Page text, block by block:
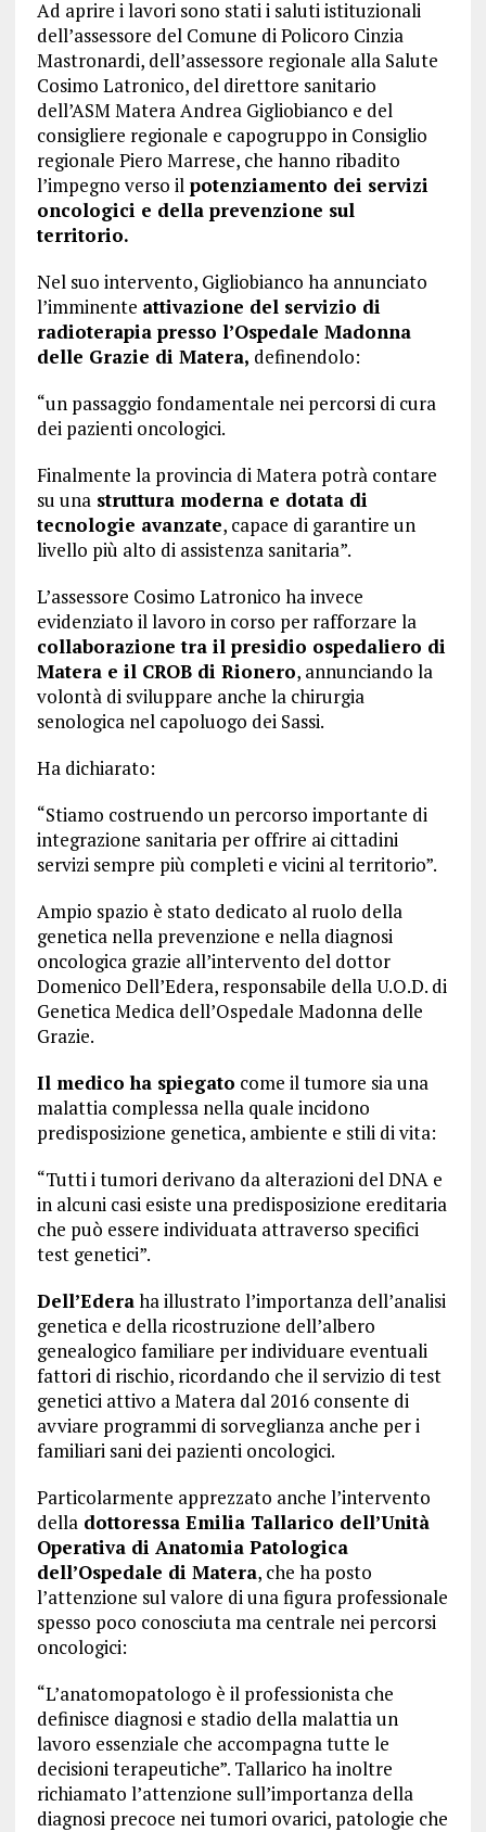
Ad aprire i lavori sono stati i saluti istituzionali
dell’assessore del Comune di Policoro Cinzia
Mastronardi, dell’assessore regionale alla Salute
Cosimo Latronico, del direttore sanitario
dell’ASM Matera Andrea Gigliobianco e del
consigliere regionale e capogruppo in Consiglio
regionale Piero Marrese, che hanno ribadito
l’impegno verso ilpotenziamento dei servizi
oncologici e della prevenzione sul
territorio.
Nel suo intervento, Gigliobianco ha annunciato
l’imminente attivazione del servizio di
radioterapia presso l’Ospedale Madonna
delle Grazie di Matera, definendolo:
“un passaggio fondamentale nei percorsi di cura
dei pazienti oncologici.
Finalmente la provincia di Matera potrà contare
su unastruttura moderna e dotata di
tecnologie avanzate, capace di garantire un
livello più alto di assistenza sanitaria”.
L’assessore Cosimo Latronico ha invece
evidenziato il lavoro in corso per rafforzare la
collaborazione tra il presidio ospedaliero di
Matera e il CROB di Rionero, annunciando la
volontà di sviluppare anche la chirurgia
senologica nel capoluogo dei Sassi.
Ha dichiarato:
“Stiamo costruendo un percorso importante di
integrazione sanitaria per offrire ai cittadini
servizi sempre più completi e vicini al territorio”.
Ampio spazio è stato dedicato al ruolo della
genetica nella prevenzione e nella diagnosi
oncologica grazie all’intervento del dottor
Domenico Dell’Edera, responsabile della U.O.D. di
Genetica Medica dell’Ospedale Madonna delle
Grazie.
Il medico ha spiegato come il tumore sia una
malattia complessa nella quale incidono
predisposizione genetica, ambiente e stili di vita:
“Tutti i tumori derivano da alterazioni del DNA e
in alcuni casi esiste una predisposizione ereditaria
che può essere individuata attraverso specifici
test genetici”.
Dell’Ederaha illustrato l’importanza dell’analisi
genetica e della ricostruzione dell’albero
genealogico familiare per individuare eventuali
fattori di rischio, ricordando che il servizio di test
genetici attivo a Matera dal 2016 consente di
avviare programmi di sorveglianza anche per i
familiari sani dei pazienti oncologici.
Particolarmente apprezzato anche l’intervento
delladottoressa Emilia Tallarico dell’Unità
Operativa di Anatomia Patologica
dell’Ospedale di Matera, che ha posto
l’attenzione sul valore di una figura professionale
spesso poco conosciuta ma centrale nei percorsi
oncologici:
“L’anatomopatologo è il professionista che
definisce diagnosi e stadio della malattia un
lavoro essenziale che accompagna tutte le
decisioni terapeutiche”. Tallarico ha inoltre
richiamato l’attenzione sull’importanza della
diagnosi precoce nei tumori ovarici, patologie che